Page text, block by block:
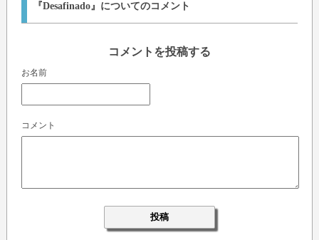
『Desafinado』についてのコメント
コメントを投稿する
お名前
コメント